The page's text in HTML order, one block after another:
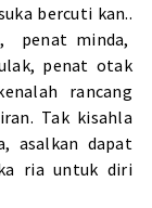
bercuti kan..
penat minda,
penat otak
rancang
Tak kisahla
asalkan dapat
ria untuk diri